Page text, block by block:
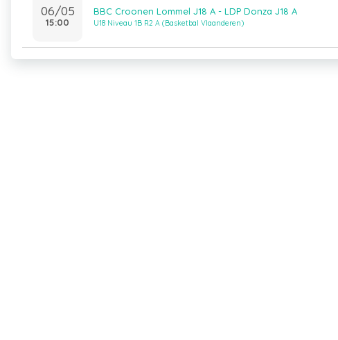
06/05
15:00
BBC Croonen Lommel J18 A - LDP Donza J18 A
U18 Niveau 1B R2 A (Basketbal Vlaanderen)